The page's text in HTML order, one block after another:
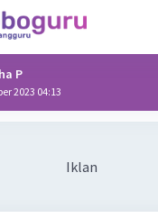
P
2023 04:13
Iklan